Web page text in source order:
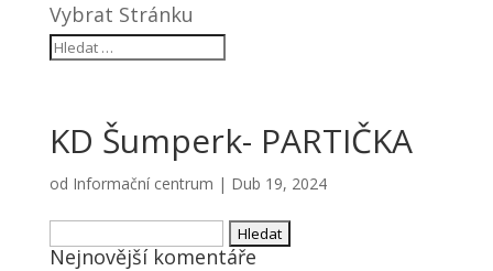
Vybrat Stránku
KD Šumperk- PARTIČKA
od Informační centrum | Dub 19, 2024
Vyhledávání
Nejnovější komentáře